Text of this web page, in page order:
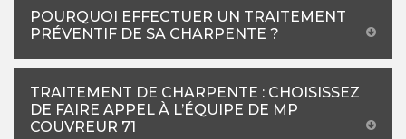
POURQUOI EFFECTUER UN TRAITEMENT
PRÉVENTIF DE SA CHARPENTE ?
TRAITEMENT DE CHARPENTE : CHOISISSEZ
DE FAIRE APPEL À L’ÉQUIPE DE MP
COUVREUR 71